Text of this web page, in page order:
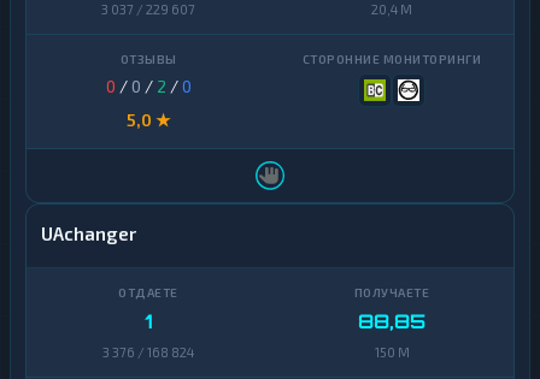
3 037 / 229 607 20,4 M
0 / 0 / 2 /0
5,0 ★
UAchanger
1
3 376 / 168 824
88,85
150 M